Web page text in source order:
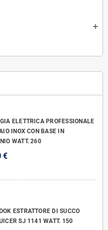
ELETTRICA PROFESSIONALE
INOX CON BASE IN
WATT. 260
€
ESTRATTORE DI SUCCO
SJ 1141 WATT. 150